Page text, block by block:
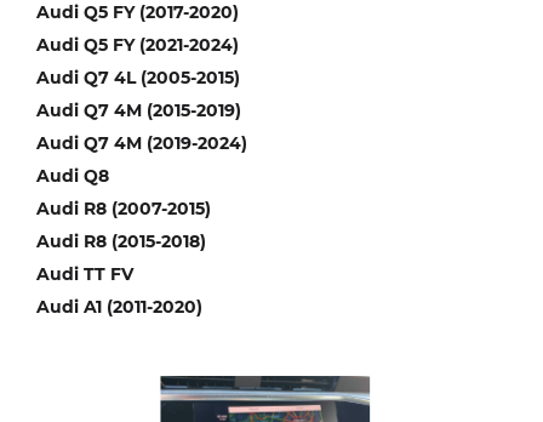
Audi A1 (2011-2020)
Audi Q5 FY (2017-2020)
Audi Q5 FY (2021-2024)
Audi Q7 4L (2005-2015)
Audi Q7 4M (2015-2019)
Audi Q7 4M (2019-2024)
Audi Q8
Audi R8 (2007-2015)
Audi R8 (2015-2018)
Audi TT FV